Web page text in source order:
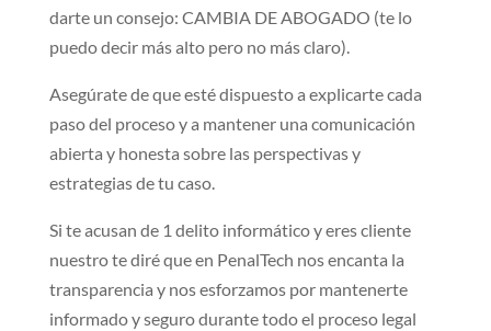
darte un consejo: CAMBIA DE ABOGADO (te lo
puedo decir más alto pero no más claro).
Asegúrate de que esté dispuesto a explicarte cada
paso del proceso y a mantener una comunicación
abierta y honesta sobre las perspectivas y
estrategias de tu caso.
Si te acusan de 1 delito informático y eres cliente
nuestro te diré que en PenalTech nos encanta la
transparencia y nos esforzamos por mantenerte
informado y seguro durante todo el proceso legal